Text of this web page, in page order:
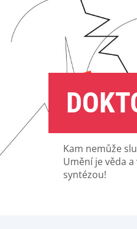
Kam nemůže
Umění je věda
syntézou!